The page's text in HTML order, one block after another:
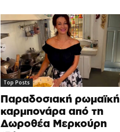
Top Posts
Παραδοσιακή ρωμαϊκή
καρμπονάρα από τη
Δωροθέα Μερκούρη